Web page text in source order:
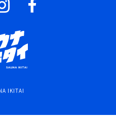
IKITAI